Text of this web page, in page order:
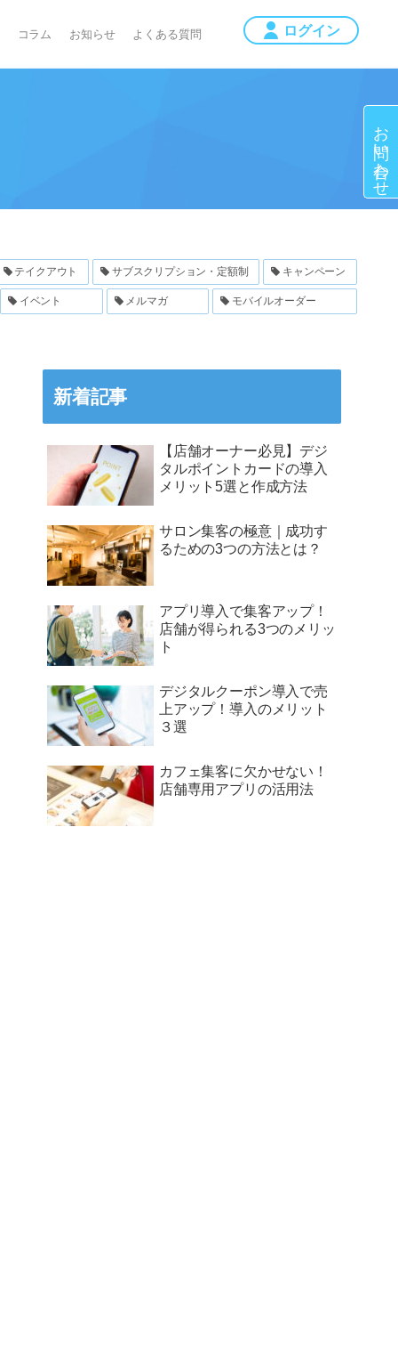
コラム お知らせ よくある質問
お問い合わせ
テイクアウト サブスクリプション・定額制 キャンペーン
イベント メルマガ モバイルオーダー
新着記事
【店舗オーナー必見】デジ
タルポイントカードの導入
メリット5選と作成方法
サロン集客の極意｜成功す
るための3つの方法とは？
アプリ導入で集客アップ！
店舗が得られる3つのメリッ
ト
デジタルクーポン導入で売
上アップ！導入のメリット
３選
カフェ集客に欠かせない！
店舗専用アプリの活用法